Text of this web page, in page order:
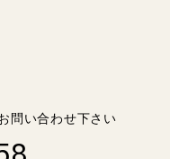
問い合わせ下さい